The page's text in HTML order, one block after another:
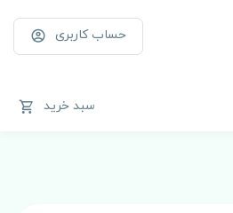
حساب کاربری
سبد خرید